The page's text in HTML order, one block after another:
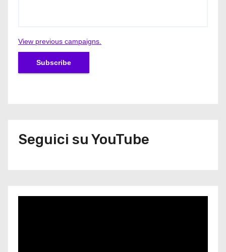
View previous campaigns.
Seguici su YouTube